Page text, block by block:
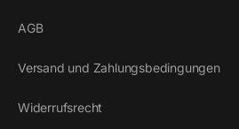
AGB
Versand und Zahlungsbedingungen
Widerrufsrecht